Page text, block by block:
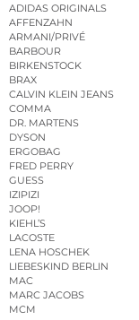
ADIDAS ORIGINALS
AFFENZAHN
ARMANI/PRIVÉ
BARBOUR
BIRKENSTOCK
BRAX
CALVIN KLEIN JEANS
COMMA
DR. MARTENS
DYSON
ERGOBAG
FRED PERRY
GUESS
IZIPIZI
JOOP!
KIEHL’S
LACOSTE
LENA HOSCHEK
LIEBESKIND BERLIN
MAC
MARC JACOBS
MCM